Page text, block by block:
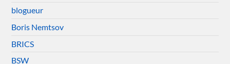
blogueur
Boris Nemtsov
BRICS
BSW